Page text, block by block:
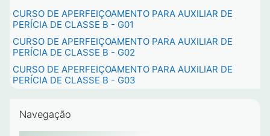
CURSO DE APERFEIÇOAMENTO PARA AUXILIAR DE
PERÍCIA DE CLASSE B - G01
CURSO DE APERFEIÇOAMENTO PARA AUXILIAR DE
PERÍCIA DE CLASSE B - G02
CURSO DE APERFEIÇOAMENTO PARA AUXILIAR DE
PERÍCIA DE CLASSE B - G03
Navegação